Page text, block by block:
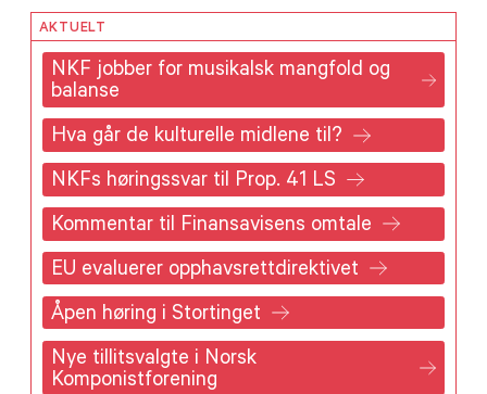
AKTUELT
NKF jobber for musikalsk mangfold og
balanse
Hva går de kulturelle midlene til?
NKFs høringssvar til Prop. 41 LS
Kommentar til Finansavisens omtale
EU evaluerer opphavsrettdirektivet
Åpen høring i Stortinget
Nye tillitsvalgte i Norsk
Komponistforening